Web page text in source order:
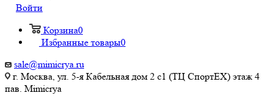
Войти
Корзина0
Избранные товары0
sale@mimicrya.ru
г. Москва, ул. 5-я Кабельная дом 2 с1 (ТЦ СпортEX) этаж 4
пав. Mimicrya